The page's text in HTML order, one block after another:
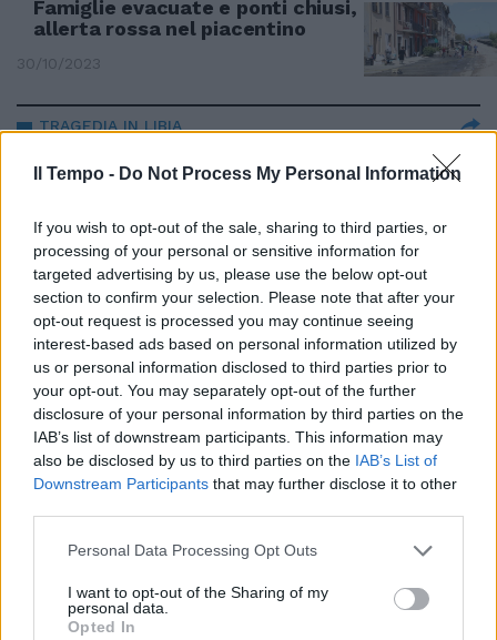
Il Tempo - Do Not Process My Personal Information
If you wish to opt-out of the sale, sharing to third parties, or
processing of your personal or sensitive information for
targeted advertising by us, please use the below opt-out
section to confirm your selection. Please note that after your
opt-out request is processed you may continue seeing
interest-based ads based on personal information utilized by
us or personal information disclosed to third parties prior to
your opt-out. You may separately opt-out of the further
disclosure of your personal information by third parties on the
IAB’s list of downstream participants. This information may
also be disclosed by us to third parties on the IAB’s List of
Downstream Participants that may further disclose it to other
Personal Data Processing Opt Outs
I want to opt-out of the Sharing of my
personal data.
Opted In
Famiglie evacuate e ponti chiusi,
allerta rossa nel piacentino
30/10/2023
TRAGEDIA IN LIBIA
"Alluvioni nel deserto? La vera
causa di questi disastri": parla
12/09/2023
AMBIENTE
"Ignorati i piani per il territorio".
Alluvioni, l'accusa di Giordano
19/05/2023
CATASTROFE
Alluvioni e frane in Kentucky,
Biden dichiara lo stato
EMERGENZA MALTEMPO